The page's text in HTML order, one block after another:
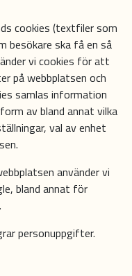
cookies (textfiler som
besökare ska få en så
vi cookies för att
på webbplatsen och
samlas information
av bland annat vilka
val av enhet
använder vi
bland annat för
personuppgifter.